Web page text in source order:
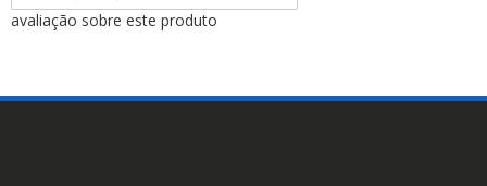
avaliação sobre este produto